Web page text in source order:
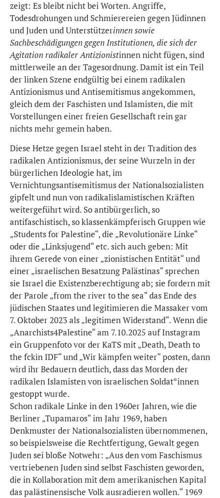
zeigt: Es bleibt nicht bei Worten. Angriffe,
Todesdrohungen und Schmierereien gegen Jüdinnen
und Juden und Unterstützerinnen sowie
Sachbeschädigungen gegen Institutionen, die sich der
Agitation radikaler Antizionistinnen nicht fügen, sind
mittlerweile an der Tagesordnung. Damit ist ein Teil
der linken Szene endgültig bei einem radikalen
Antizionismus und Antisemitismus angekommen,
gleich dem der Faschisten und Islamisten, die mit
Vorstellungen einer freien Gesellschaft rein gar
nichts mehr gemein haben.
Diese Hetze gegen Israel steht in der Tradition des
radikalen Antizionismus, der seine Wurzeln in der
bürgerlichen Ideologie hat, im
Vernichtungsantisemitismus der Nationalsozialisten
gipfelt und nun von radikalislamistischen Kräften
weitergeführt wird. So antibürgerlich, so
antifaschistisch, so klassenkämpferisch Gruppen wie
„Students for Palestine“, die „Revolutionäre Linke“
oder die „Linksjugend“ etc. sich auch geben: Mit
ihrem Gerede von einer „zionistischen Entität“ und
einer „israelischen Besatzung Palästinas“ sprechen
sie Israel die Existenzberechtigung ab; sie fordern mit
der Parole „from the river to the sea“ das Ende des
jüdischen Staates und legitimieren die Massaker vom
7. Oktober 2023 als „legitimen Widerstand“. Wenn die
„Anarchists4Palestine“ am 7.10.2025 auf Instagram
ein Gruppenfoto vor der KaTS mit „Death, Death to
the fckin IDF“ und „Wir kämpfen weiter“ posten, dann
wird ihr Bedauern deutlich, dass das Morden der
radikalen Islamisten von israelischen Soldat*innen
gestoppt wurde.
Schon radikale Linke in den 1960er Jahren, wie die
Berliner „Tupamaros“ im Jahr 1969, haben
Denkmuster der Nationalsozialisten übernommenen,
so beispielsweise die Rechtfertigung, Gewalt gegen
Juden sei bloße Notwehr: „Aus den vom Faschismus
vertriebenen Juden sind selbst Faschisten geworden,
die in Kollaboration mit dem amerikanischen Kapital
das palästinensische Volk ausradieren wollen.“ 1969